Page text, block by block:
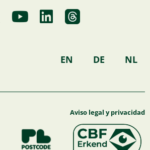
Y
o
b
L
i
d
EN DE NL
Aviso legal y privacidad